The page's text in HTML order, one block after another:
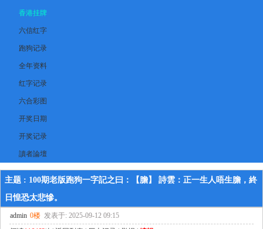
香港挂牌
六信红字
跑狗记录
全年资料
红字记录
六合彩图
开奖日期
开奖记录
讀者論壇
主题 : 100期老版跑狗一字記之曰：【膽】 詩雲：正一生人唔生膽，終
日惶恐太悲慘。
0楼
admin
发表于: 2025-09-12 09:15